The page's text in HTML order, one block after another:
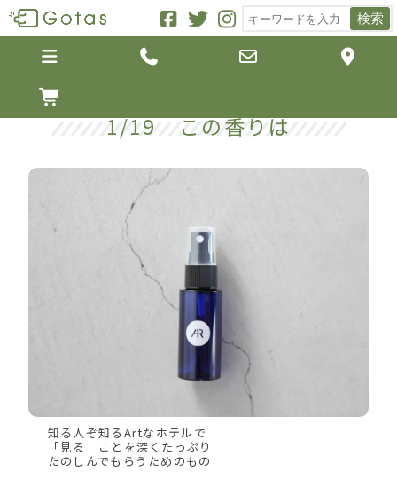
検索
   

1/19 この香りは
知る人ぞ知るArtなホテルで
「見る」ことを深くたっぷり
たのしんでもらうためのもの